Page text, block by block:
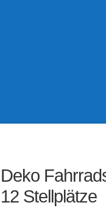
Deko
12 Stellplätze